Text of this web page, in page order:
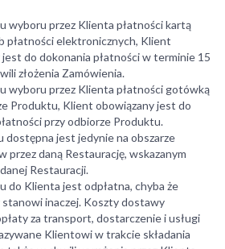
wyboru przez Klienta płatności kartą
płatności elektronicznych, Klient
do dokonania płatności w terminie 15
złożenia Zamówienia.
wyboru przez Klienta płatności gotówką
Produktu, Klient obowiązany jest do
przy odbiorze Produktu.
dostępna jest jedynie na obszarze
przez daną Restaurację, wskazanym
Restauracji.
do Klienta jest odpłatna, chyba że
stanowi inaczej. Koszty dostawy
za transport, dostarczenie i usługi
Klientowi w trakcie składania